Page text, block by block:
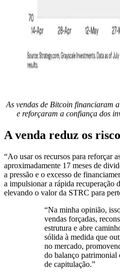
As vendas de Bitcoin financiaram
e reforçaram a confiança dos
A venda reduz os
“Ao usar os recursos para reforçar
aproximadamente 17 meses de
a pressão e o excesso de
a impulsionar a rápida
elevando o valor da STRC para
“Na minha opinião,
vendas forçadas,
estrutura e abre
sólida à medida que
no mercado,
do balanço patrimonial
de capitulação.”